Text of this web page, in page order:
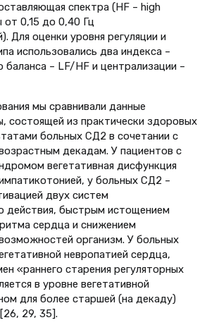
спектра (HF – high
от 0,15 до 0,40 Гц
Для оценки уровня регуляции и
использовались два индекса –
баланса – LF/HF и централизации –
мы сравнивали данные
состоящей из практически здоровых
больных СД2 в сочетании с
декадам. У пациентов с
вегетативная дисфункция
у больных СД2 –
двух систем
действия, быстрым истощением
сердца и снижением
организм. У больных
невропатией сердца,
«раннего старения регуляторных
в уровне вегетативной
для более старшей (на декаду)
29, 35].